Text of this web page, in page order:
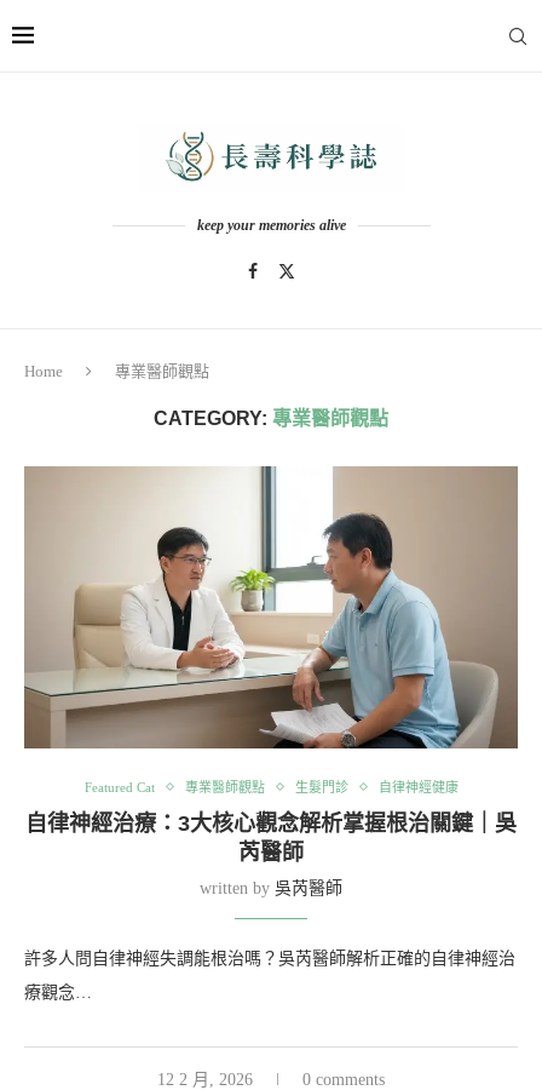
keep your memories alive
Home 專業醫師觀點
CATEGORY: 專業醫師觀點
Featured Cat 專業醫師觀點 生髮門診 自律神經健康
自律神經治療：3大核心觀念解析掌握根治關鍵｜吳
芮醫師
written by 吳芮醫師
許多人問自律神經失調能根治嗎？吳芮醫師解析正確的自律神經治
療觀念…
12 2 月, 2026 0 comments